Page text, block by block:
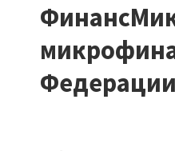
Федерации